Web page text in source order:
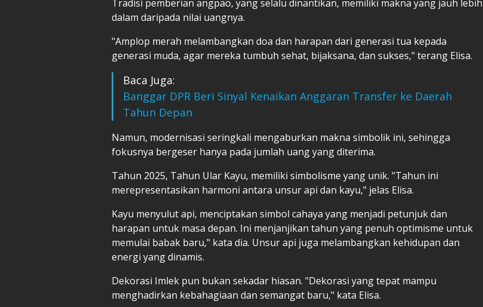
Tradisi pemberian angpao, yang selalu dinantikan, memiliki makna yang jauh lebih
dalam daripada nilai uangnya.
"Amplop merah melambangkan doa dan harapan dari generasi tua kepada
generasi muda, agar mereka tumbuh sehat, bijaksana, dan sukses," terang Elisa.
Baca Juga:
Banggar DPR Beri Sinyal Kenaikan Anggaran Transfer ke Daerah
Tahun Depan
Namun, modernisasi seringkali mengaburkan makna simbolik ini, sehingga
fokusnya bergeser hanya pada jumlah uang yang diterima.
Tahun 2025, Tahun Ular Kayu, memiliki simbolisme yang unik. "Tahun ini
merepresentasikan harmoni antara unsur api dan kayu," jelas Elisa.
Kayu menyulut api, menciptakan simbol cahaya yang menjadi petunjuk dan
harapan untuk masa depan. Ini menjanjikan tahun yang penuh optimisme untuk
memulai babak baru," kata dia. Unsur api juga melambangkan kehidupan dan
energi yang dinamis.
Dekorasi Imlek pun bukan sekadar hiasan. "Dekorasi yang tepat mampu
menghadirkan kebahagiaan dan semangat baru," kata Elisa.